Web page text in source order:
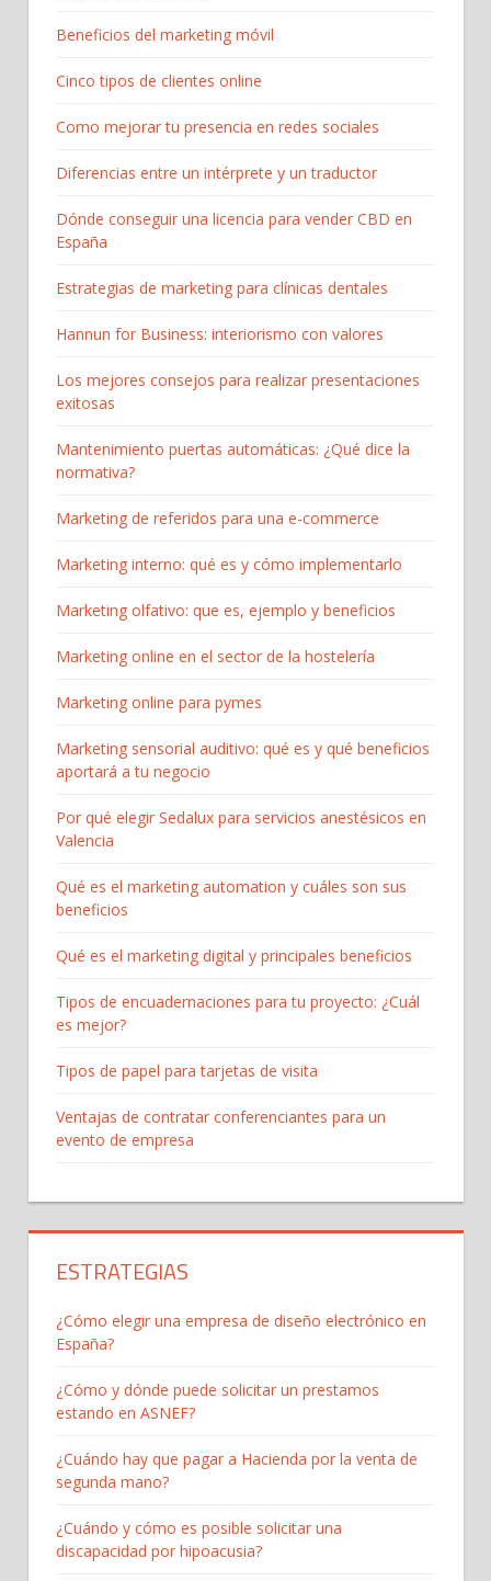
Beneficios del marketing móvil
Cinco tipos de clientes online
Como mejorar tu presencia en redes sociales
Diferencias entre un intérprete y un traductor
Dónde conseguir una licencia para vender CBD en
España
Estrategias de marketing para clínicas dentales
Hannun for Business: interiorismo con valores
Los mejores consejos para realizar presentaciones
exitosas
Mantenimiento puertas automáticas: ¿Qué dice la
normativa?
Marketing de referidos para una e-commerce
Marketing interno: qué es y cómo implementarlo
Marketing olfativo: que es, ejemplo y beneficios
Marketing online en el sector de la hostelería
Marketing online para pymes
Marketing sensorial auditivo: qué es y qué beneficios
aportará a tu negocio
Por qué elegir Sedalux para servicios anestésicos en
Valencia
Qué es el marketing automation y cuáles son sus
beneficios
Qué es el marketing digital y principales beneficios
Tipos de encuadernaciones para tu proyecto: ¿Cuál
es mejor?
Tipos de papel para tarjetas de visita
Ventajas de contratar conferenciantes para un
evento de empresa
ESTRATEGIAS
¿Cómo elegir una empresa de diseño electrónico en
España?
¿Cómo y dónde puede solicitar un prestamos
estando en ASNEF?
¿Cuándo hay que pagar a Hacienda por la venta de
segunda mano?
¿Cuándo y cómo es posible solicitar una
discapacidad por hipoacusia?